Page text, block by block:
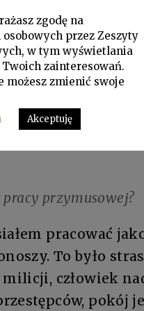
„pasożytnictwo”,
lat
,
w grudniu,
W gruncie
pracy przymusowej?
pracować
To było
milicji, człowiek
pokój
zgodę na
przez Zeszyty
w tym wyświetlania
zainteresowań.
możesz zmienić swoje
Akceptuję